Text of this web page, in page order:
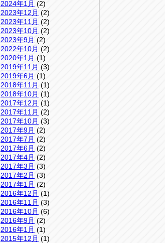
2024年1月 (2)
2023年12月 (2)
2023年11月 (2)
2023年10月 (2)
2023年9月 (2)
2022年10月 (2)
2020年1月 (1)
2019年11月 (3)
2019年6月 (1)
2018年11月 (1)
2018年10月 (1)
2017年12月 (1)
2017年11月 (2)
2017年10月 (3)
2017年9月 (2)
2017年7月 (2)
2017年6月 (2)
2017年4月 (2)
2017年3月 (3)
2017年2月 (3)
2017年1月 (2)
2016年12月 (1)
2016年11月 (3)
2016年10月 (6)
2016年9月 (2)
2016年1月 (1)
2015年12月 (1)